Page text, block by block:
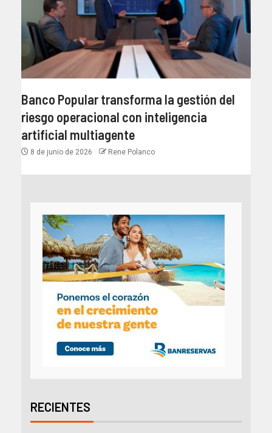
Banco Popular transforma la gestión del
riesgo operacional con inteligencia
artificial multiagente
8 de junio de 2026 Rene Polanco
RECIENTES